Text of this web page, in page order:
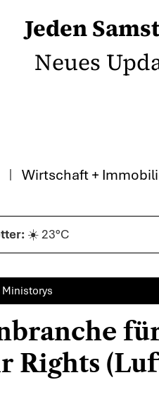
Jeden
Neues
Wirtschaft +
☀️ 23°C
Ministorys
Rights